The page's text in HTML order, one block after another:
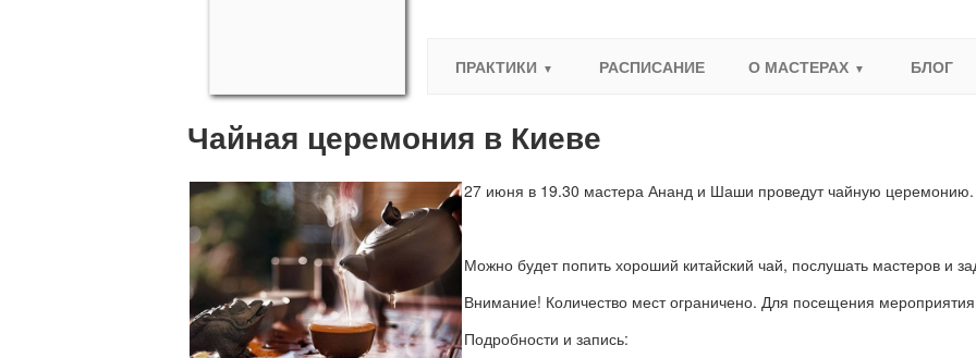
ПРАКТИКИ
РАСПИСАНИЕ О МАСТЕРАХ БЛОГ
Чайная церемония в Киеве
27 июня в 19.30 мастера Ананд и Шаши проведут чайную церемонию.
Можно будет попить хороший китайский чай, послушать мастеров и
Внимание! Количество мест ограничено. Для посещения
Подробности и запись: